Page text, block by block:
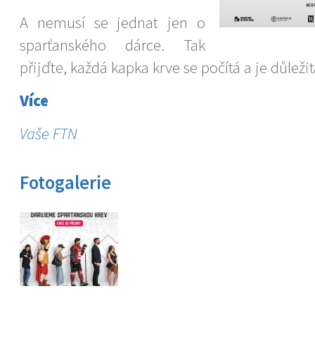
A nemusí se jednat jen o
sparťanského dárce. Tak
přijďte, každá kapka krve se počítá a je
Více
Vaše FTN
Fotogalerie